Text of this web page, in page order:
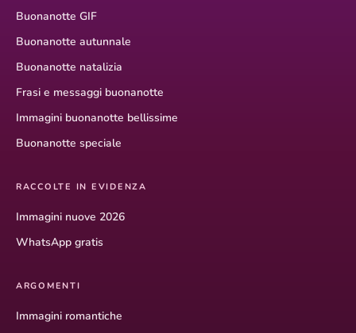
Buonanotte GIF
Buonanotte autunnale
Buonanotte natalizia
Frasi e messaggi buonanotte
Immagini buonanotte bellissime
Buonanotte speciale
RACCOLTE IN EVIDENZA
Immagini nuove 2026
WhatsApp gratis
ARGOMENTI
Immagini romantiche